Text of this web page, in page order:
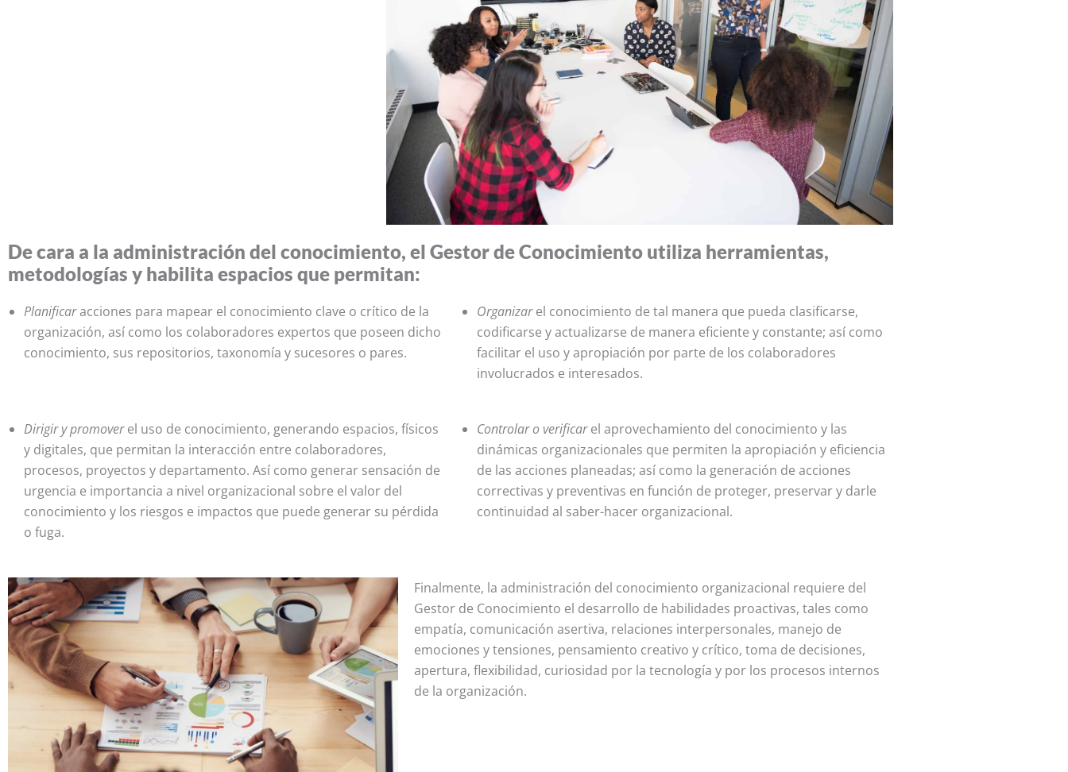
De cara a la administración del conocimiento, el Gestor de Conocimiento utiliza herramientas,
metodologías y habilita espacios que permitan:
Planificaracciones para mapear el conocimiento clave o crítico de la
organización, así como los colaboradores expertos que poseen dicho
conocimiento, sus repositorios, taxonomía y sucesores o pares.
Organizarel conocimiento de tal manera que pueda clasificarse,
codificarse y actualizarse de manera eficiente y constante; así como
facilitar el uso y apropiación por parte de los colaboradores
involucrados e interesados.
Dirigir y promoverel uso de conocimiento, generando espacios, físicos
y digitales, que permitan la interacción entre colaboradores,
procesos, proyectos y departamento. Así como generar sensación de
urgencia e importancia a nivel organizacional sobre el valor del
conocimiento y los riesgos e impactos que puede generar su pérdida
o fuga.
Controlar o verificarel aprovechamiento del conocimiento y las
dinámicas organizacionales que permiten la apropiación y eficiencia
de las acciones planeadas; así como la generación de acciones
correctivas y preventivas en función de proteger, preservar y darle
continuidad al saber-hacer organizacional.
Finalmente, la administración del conocimiento organizacional requiere del
Gestor de Conocimiento el desarrollo de habilidades proactivas, tales como
empatía, comunicación asertiva, relaciones interpersonales, manejo de
emociones y tensiones, pensamiento creativo y crítico, toma de decisiones,
apertura, flexibilidad, curiosidad por la tecnología y por los procesos internos
de la organización.